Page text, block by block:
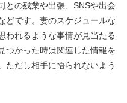
との残業や出張、SNSや出会
どです。妻のスケジュールな
われるような事情が見当たる
つかった時は関連した情報を
ただし相手に悟られないよう